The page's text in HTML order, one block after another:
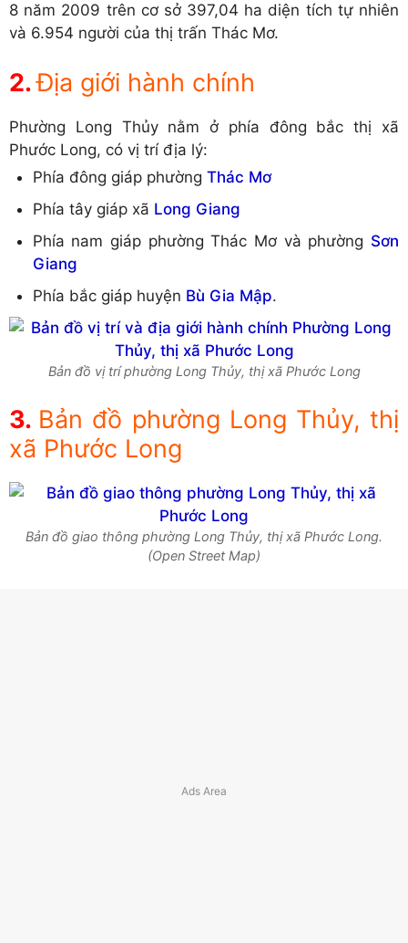
8 năm 2009 trên cơ sở 397,04 ha diện tích tự nhiên
và 6.954 người của thị trấn Thác Mơ.
Địa giới hành chính
Phường Long Thủy nằm ở phía đông bắc thị xã
Phước Long, có vị trí địa lý:
Phía đông giáp phường Thác Mơ
Phía tây giáp xã Long Giang
Phía nam giáp phường Thác Mơ và phường Sơn
Giang
Phía bắc giáp huyện Bù Gia Mập.
Bản đồ vị trí phường Long Thủy, thị xã Phước Long
Bản đồ phường Long Thủy, thị
xã Phước Long
Bản đồ giao thông phường Long Thủy, thị xã Phước Long.
(Open Street Map)